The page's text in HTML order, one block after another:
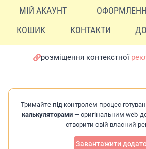
МІЙ АКАУНТ
КОШИК
КОНТАКТИ
розміщення контекстної
Тримайте під контролем процес
калькуляторами — оригінальним web-
створити свій власний
Завантажити